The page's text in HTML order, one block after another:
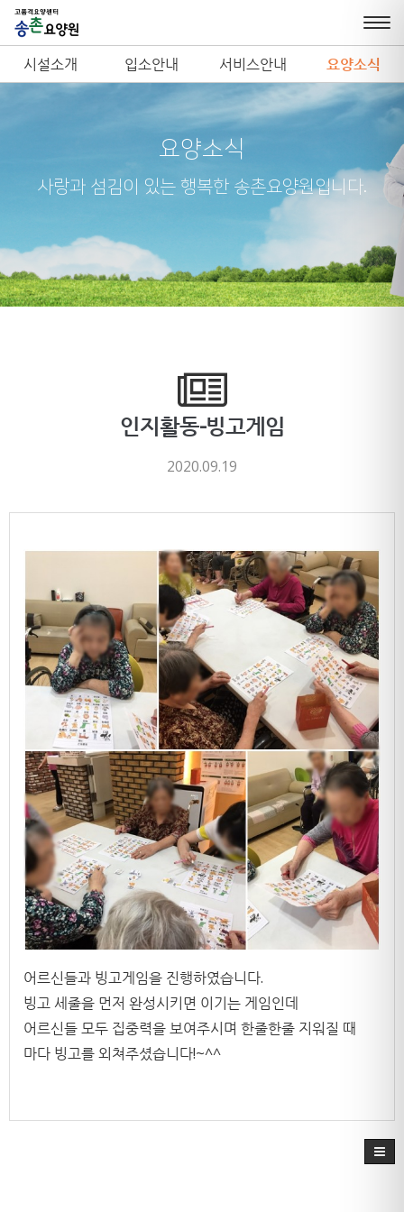
시설소개 입소안내 서비스안내 요양소식
요양소식
사랑과 섬김이 있는 행복한 송촌요양원입니다.
인지활동-빙고게임
2020.09.19
어르신들과 빙고게임을 진행하였습니다.
빙고 세줄을 먼저 완성시키면 이기는 게임인데
어르신들 모두 집중력을 보여주시며 한줄한줄 지워질 때
마다 빙고를 외쳐주셨습니다!~^^